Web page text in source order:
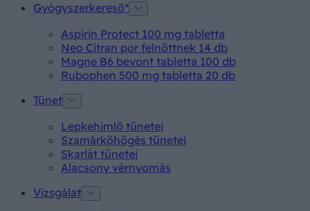
Gyógyszerkereső*
Aspirin Protect 100 mg tabletta
Neo Citran por felnőttnek 14 db
Magne B6 bevont tabletta 100 db
Rubophen 500 mg tabletta 20 db
Tünet
Lepkehimlő tünetei
Szamárköhögés tünetei
Skarlát tünetei
Alacsony vérnyomás
Vizsgálat